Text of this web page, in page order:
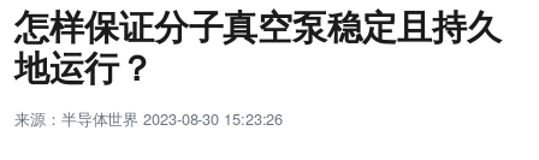
怎样保证分子真空泵稳定且持久
地运行？
来源：半导体世界2023-08-30 15:23:26